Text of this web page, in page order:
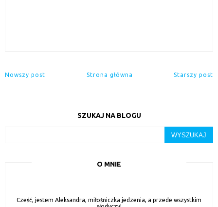
Nowszy post Starszy post
Strona główna
SZUKAJ NA BLOGU
O MNIE
Cześć, jestem Aleksandra, miłośniczka jedzenia, a przede wszystkim